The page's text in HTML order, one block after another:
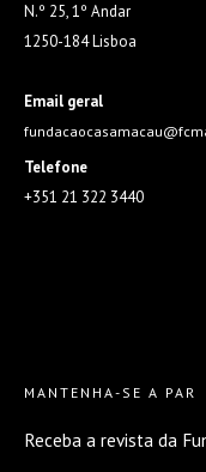
N.º 25, 1º Andar
1250-184 Lisboa
Email geral
Telefone
+351 21 322 3440
MANTENHA-SE A PAR
Receba a revista da